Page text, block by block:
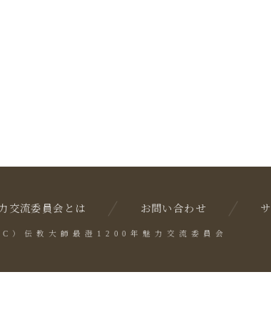
交流委員会とは お問い合わせ
C）伝教大師最澄1200年魅力交流委員会